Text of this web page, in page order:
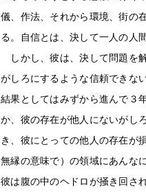
儀、作法、それから環境、街の
る。自信とは、決して一人の人
しかし、彼は、決して問題を
がしろにするような信頼できな
結果としてはみずから進んで３
か、彼の存在が他人にないがし
き、彼にとっての他人の存在が
無縁の意味で）の領域にあんな
彼は腹の中のヘドロが掻き回さ